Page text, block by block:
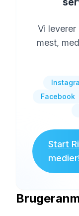
Vi
mest,
Facebook
Start